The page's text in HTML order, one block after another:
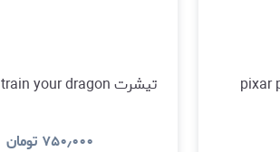
تیشرت how to train your dragon✨
۷۵۰٫۰۰۰ تومان